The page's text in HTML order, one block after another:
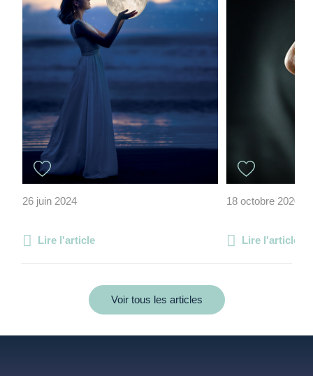
26 juin 2024
Lire l'article
18 octobre 2020
Lire l'article
Voir tous les articles